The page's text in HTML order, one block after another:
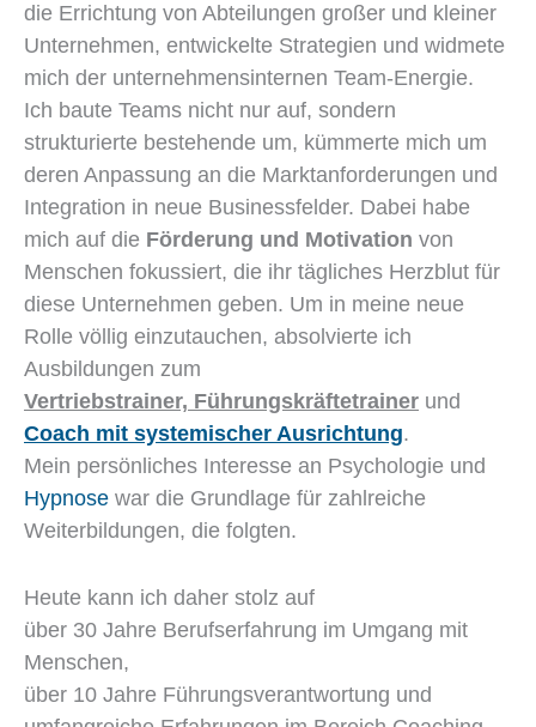
die Errichtung von Abteilungen großer und kleiner
Unternehmen, entwickelte Strategien und widmete
mich der unternehmensinternen Team-Energie.
Ich baute Teams nicht nur auf, sondern
strukturierte bestehende um, kümmerte mich um
deren Anpassung an die Marktanforderungen und
Integration in neue Businessfelder. Dabei habe
mich auf die Förderung und Motivation von
Menschen fokussiert, die ihr tägliches Herzblut für
diese Unternehmen geben. Um in meine neue
Rolle völlig einzutauchen, absolvierte ich
Ausbildungen zum
Vertriebstrainer, Führungskräftetrainer und
Coach mit systemischer Ausrichtung.
Mein persönliches Interesse an Psychologie und
Hypnose war die Grundlage für zahlreiche
Weiterbildungen, die folgten.
Heute kann ich daher stolz auf
über 30 Jahre Berufserfahrung im Umgang mit
Menschen,
über 10 Jahre Führungsverantwortung und